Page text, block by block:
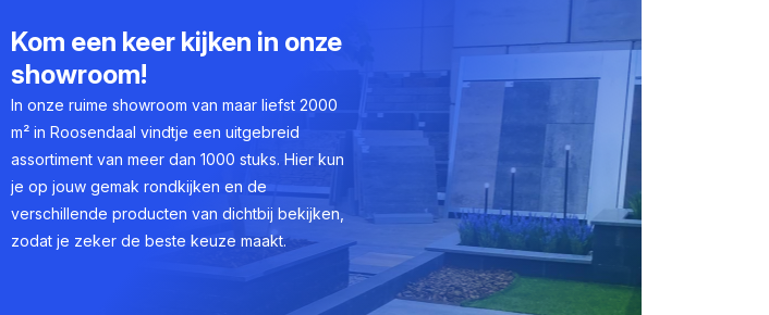
Kom een keer kijken in onze
showroom!
In onze ruime showroom van maar liefst 2000
m² in Roosendaal vindtje een uitgebreid
assortiment van meer dan 1000 stuks. Hier kun
je op jouw gemak rondkijken en de
verschillende producten van dichtbij bekijken,
zodat je zeker de beste keuze maakt.